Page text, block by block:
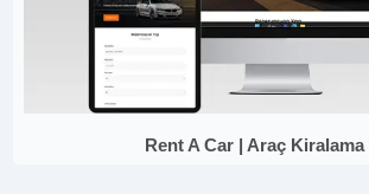
Rent A Car | Araç Kiralama